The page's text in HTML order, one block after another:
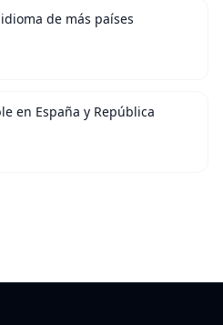
de más países
en España y República